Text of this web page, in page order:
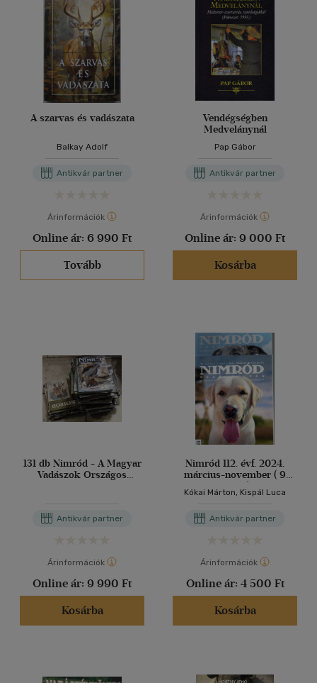
A szarvas és vadászata
Balkay Adolf
Antikvár partner
Árinformációk
Online ár: 6 990 Ft
Tovább
Vendégségben
Medvelánynál
Pap Gábor
Antikvár partner
Árinformációk
Online ár: 9 000 Ft
Kosárba
131 db Nimród - A Magyar
Vadászok Országos
06., 07., 08., 10., 11., 12.
Antikvár partner
Árinformációk
Online ár: 9 990 Ft
Kosárba
Nimród 112. évf. 2024.
március-november ( 9
szám )
Kókai Márton, Kispál Luca
Antikvár partner
Árinformációk
Online ár: 4 500 Ft
Kosárba